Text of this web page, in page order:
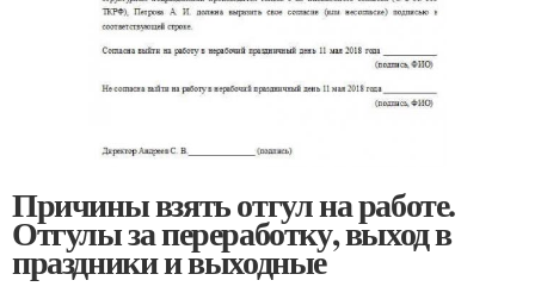
Причины взять отгул на работе.
Отгулы за переработку, выход в
праздники и выходные